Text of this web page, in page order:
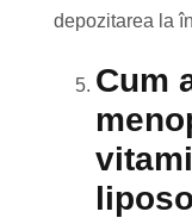
depozitarea la
Cum